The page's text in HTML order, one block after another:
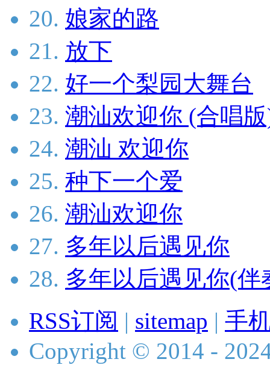
20. 娘家的路
21. 放下
22. 好一个梨园大舞台
23. 潮汕欢迎你 (合唱
24. 潮汕 欢迎你
25. 种下一个爱
26. 潮汕欢迎你
27. 多年以后遇见你
28. 多年以后遇见你(伴
RSS订阅 | sitemap | 手
Copyright © 2014 -